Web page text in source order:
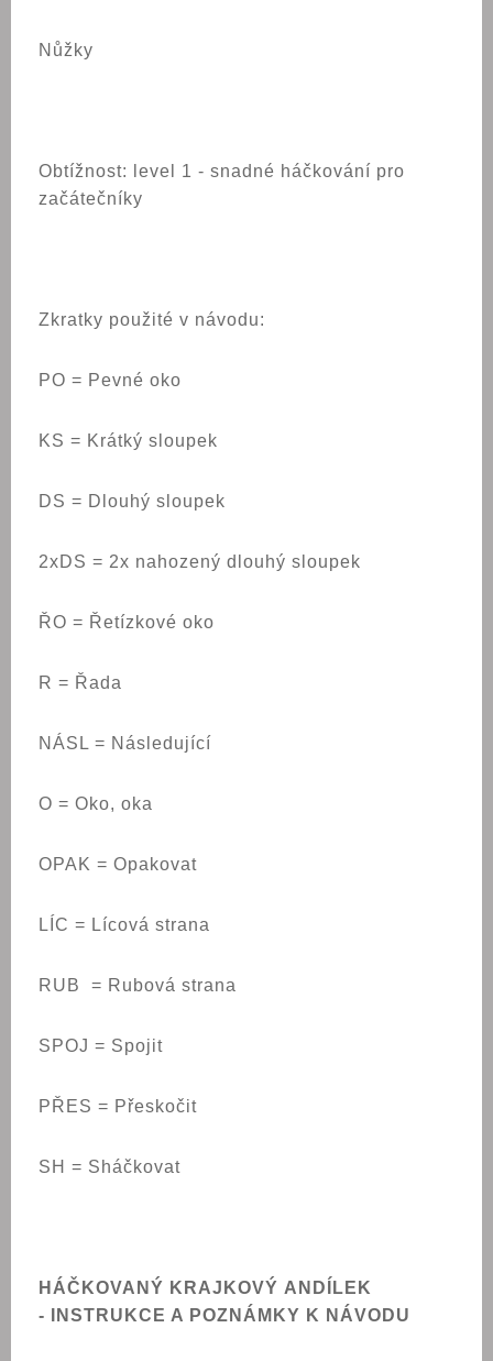
Nůžky
Obtížnost: level 1 - snadné háčkování pro
začátečníky
Zkratky použité v návodu:
PO = Pevné oko
KS = Krátký sloupek
DS = Dlouhý sloupek
2xDS = 2x nahozený dlouhý sloupek
ŘO = Řetízkové oko
R = Řada
NÁSL = Následující
O = Oko, oka
OPAK = Opakovat
LÍC = Lícová strana
RUB = Rubová strana
SPOJ = Spojit
PŘES = Přeskočit
SH = Sháčkovat
HÁČKOVANÝ KRAJKOVÝ ANDÍLEK
-
INSTRUKCE A POZNÁMKY K NÁVODU